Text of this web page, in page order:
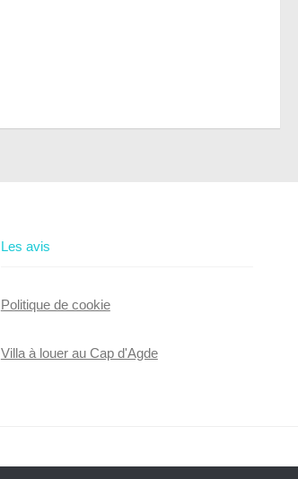
Les avis
Politique de cookie
Villa à louer au Cap d'Agde